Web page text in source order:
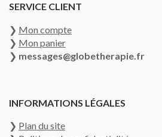
SERVICE CLIENT
❯ Mon compte
❯ Mon panier
❯ messages@globetherapie.fr
INFORMATIONS LÉGALES
❯ Plan du site